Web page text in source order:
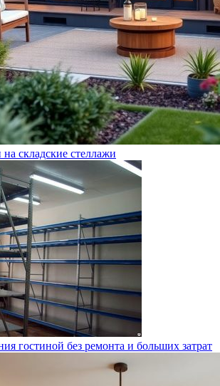
складские стеллажи
гостиной без ремонта и больших затрат